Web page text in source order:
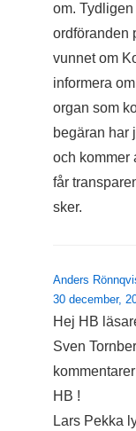
om. Tydligen
ordföranden
vunnet om
informera
organ som
begäran har
och kommer
får
sker.
Anders
30 december,
Hej HB
Sven
HB !
Lars Pekka